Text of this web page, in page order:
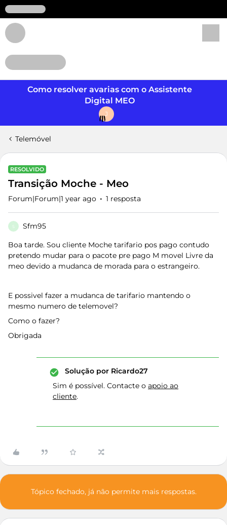
Como resolver avarias com o Assistente
Digital MEO
J
Telemóvel
RESOLVIDO
Transição Moche - Meo
Forum|Forum|1 year ago 1 resposta
S Sfm95
Boa tarde. Sou cliente Moche tarifario pos pago contudo
pretendo mudar para o pacote pre pago M movel Livre da
meo devido a mudanca de morada para o estrangeiro.
E possivel fazer a mudanca de tarifario mantendo o
mesmo numero de telemovel?
Como o fazer?
Obrigada
Solução por Ricardo27
Sim é possível. Contacte o apoio ao
cliente.
Tópico fechado, já não permite mais respostas.